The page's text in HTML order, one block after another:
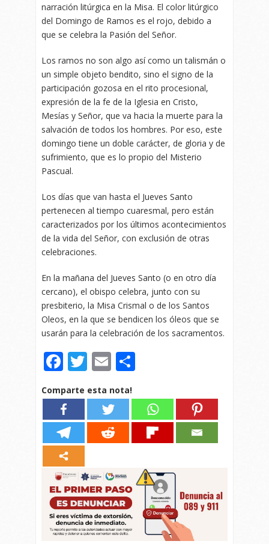
narración litúrgica en la Misa. El color litúrgico
del Domingo de Ramos es el rojo, debido a
que se celebra la Pasión del Señor.
Los ramos no son algo así como un talismán o
un simple objeto bendito, sino el signo de la
participación gozosa en el rito procesional,
expresión de la fe de la Iglesia en Cristo,
Mesías y Señor, que va hacia la muerte para la
salvación de todos los hombres. Por eso, este
domingo tiene un doble carácter, de gloria y de
sufrimiento, que es lo propio del Misterio
Pascual.
Los días que van hasta el Jueves Santo
pertenecen al tiempo cuaresmal, pero están
caracterizados por los últimos acontecimientos
de la vida del Señor, con exclusión de otras
celebraciones.
En la mañana del Jueves Santo (o en otro día
cercano), el obispo celebra, junto con su
presbiterio, la Misa Crismal o de los Santos
Oleos, en la que se bendicen los óleos que se
usarán para la celebración de los sacramentos.
Facebook
Twitter
Email
Comparte esta nota!